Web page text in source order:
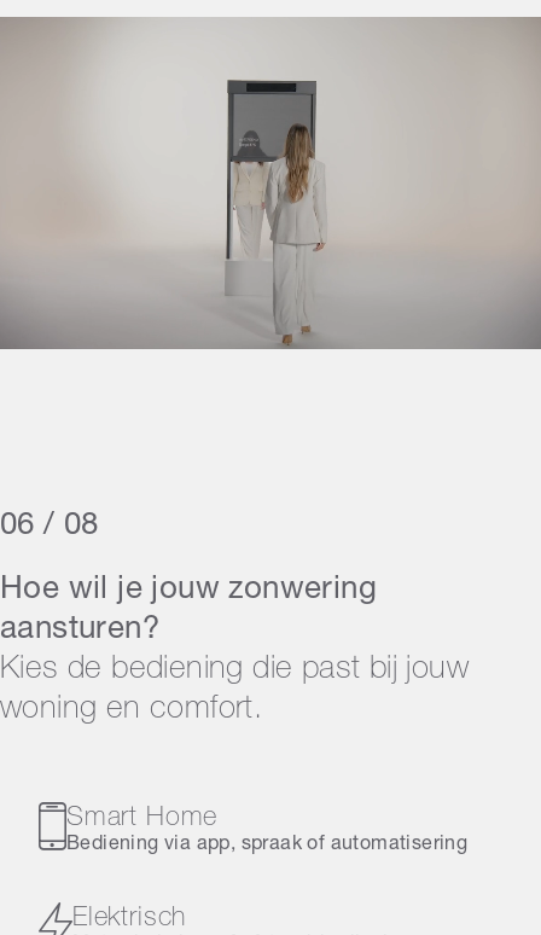
06 / 08
Hoe wil je jouw zonwering
aansturen?
Kies de bediening die past bij jouw
woning en comfort.
Smart Home
Bediening via app, spraak of automatisering
Elektrisch